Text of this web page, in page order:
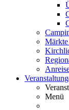
Märkte
Menü